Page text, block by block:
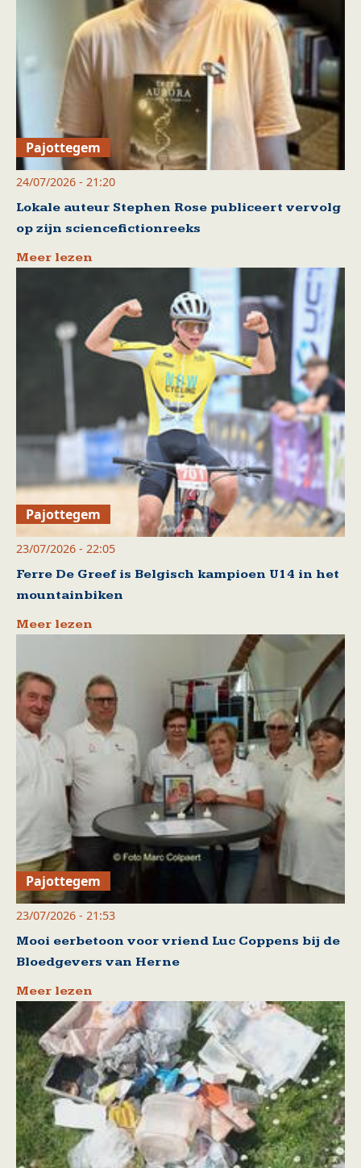
Pajottegem
24/07/2026 - 21:20
Lokale auteur Stephen Rose publiceert vervolg
op zijn sciencefictionreeks
Meer lezen
Pajottegem
23/07/2026 - 22:05
Ferre De Greef is Belgisch kampioen U14 in het
mountainbiken
Meer lezen
Pajottegem
23/07/2026 - 21:53
Mooi eerbetoon voor vriend Luc Coppens bij de
Bloedgevers van Herne
Meer lezen